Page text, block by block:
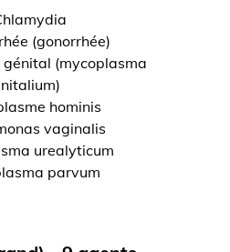
(gonorrhée)
(mycoplasma
hominis
vaginalis
urealyticum
parvum